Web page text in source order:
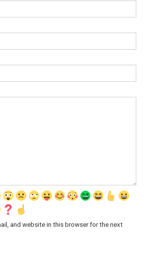
and website in this browser for the next